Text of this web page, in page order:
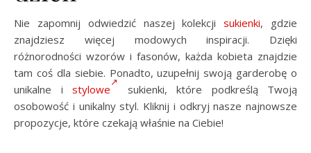
Nie zapomnij odwiedzić naszej kolekcjisukienki, gdzie
znajdziesz więcej modowych inspiracji. Dzięki
różnorodności wzorów i fasonów, każda kobieta znajdzie
tam coś dla siebie. Ponadto, uzupełnij swoją garderobę o
unikalne i stylowe
sukienki, które podkreślą Twoją
osobowość i unikalny styl. Kliknij i odkryj nasze najnowsze
propozycje, które czekają właśnie na Ciebie!